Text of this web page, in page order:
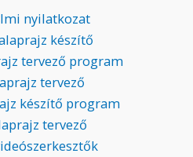
nyilatkozat
készítő
tervező program
tervező
készítő program
tervező